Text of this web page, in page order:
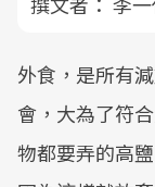
外食，是所有
會，大為了符
物都要弄的高